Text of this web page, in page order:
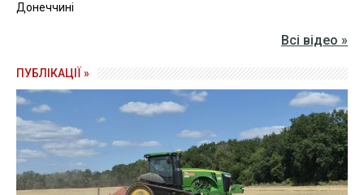
Донеччині
Всі відео »
ПУБЛІКАЦІЇ »